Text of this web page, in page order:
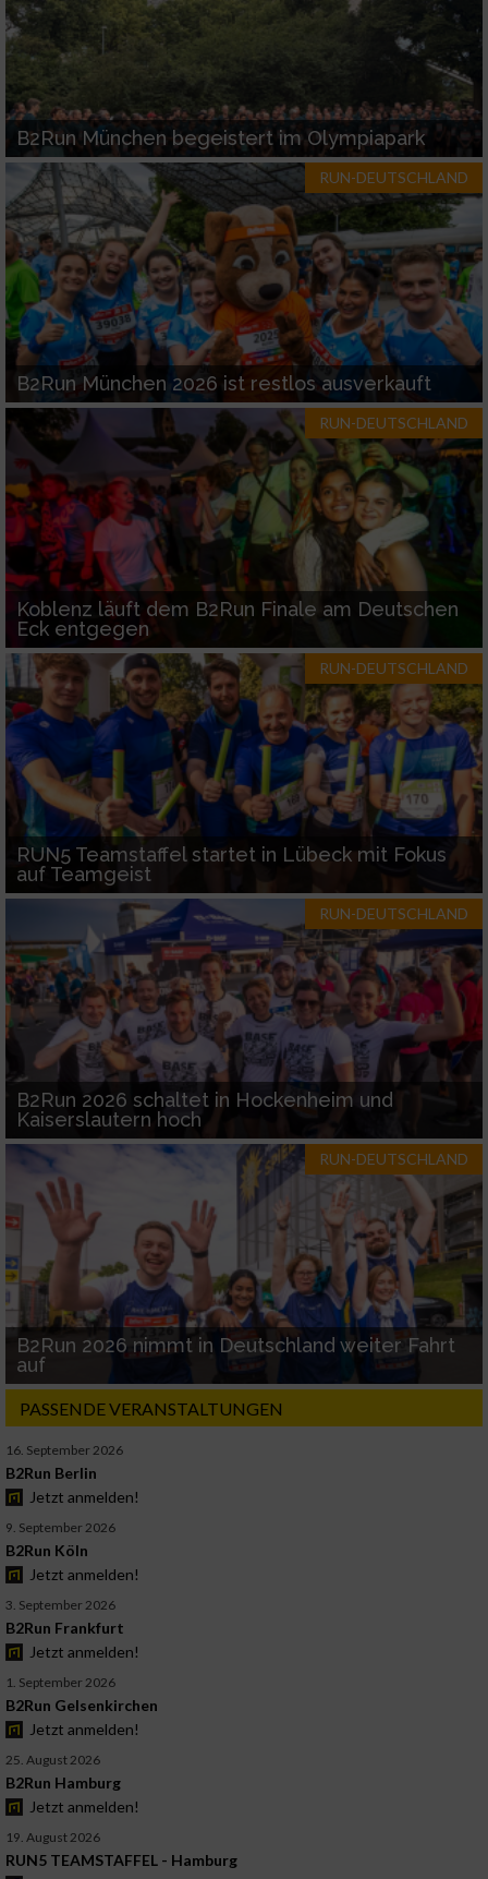
B2Run München begeistert im Olympiapark
RUN-DEUTSCHLAND
B2Run München 2026 ist restlos ausverkauft
RUN-DEUTSCHLAND
Koblenz läuft dem B2Run Finale am Deutschen
Eck entgegen
RUN-DEUTSCHLAND
RUN5 Teamstaffel startet in Lübeck mit Fokus
auf Teamgeist
RUN-DEUTSCHLAND
B2Run 2026 schaltet in Hockenheim und
Kaiserslautern hoch
RUN-DEUTSCHLAND
B2Run 2026 nimmt in Deutschland weiter Fahrt
auf
PASSENDE VERANSTALTUNGEN
16. September 2026
B2Run Berlin
Jetzt anmelden!
9. September 2026
B2Run Köln
Jetzt anmelden!
3. September 2026
B2Run Frankfurt
Jetzt anmelden!
1. September 2026
B2Run Gelsenkirchen
Jetzt anmelden!
25. August 2026
B2Run Hamburg
Jetzt anmelden!
19. August 2026
RUN5 TEAMSTAFFEL - Hamburg